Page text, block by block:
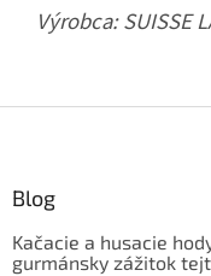
Výrobca:SUISSE
Blog
Kačacie a husacie
gurmánsky zážitok